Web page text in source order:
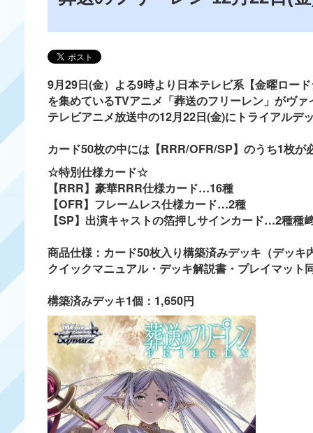
9月29日(金）よる9時より 日本テレビ系【金曜ロー
を集めているTVアニメ「葬送のフリーレン」がヴ
テレビアニメ放送中の12月22日(金)にトライアルデ
カード50枚の中には【RRR/OFR/SP】のうち1枚が
☆特別仕様カード☆
【RRR】豪華RRR仕様カード…16種
【OFR】フレームレス仕様カード…2種
【SP】出演キャストの箔押しサインカード…2種種
商品仕様：カード50枚入り構築済みデッキ（デッキ
クイックマニュアル・デッキ解説書・プレイマット
構築済みデッキ1個：1,650円